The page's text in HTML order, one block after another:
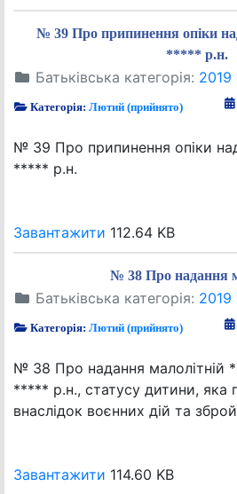
№ 39 Про припинення опіки
***** р.н.
Батьківська категорія: 2019
Категорія:Лютий (прийнято)
№ 39 Про припинення опіки
***** р.н.
Завантажити 112.64 KB
№ 38 Про надання
Батьківська категорія: 2019
Категорія:Лютий (прийнято)
№ 38 Про надання
***** р.н., статусу дитини, яка
внаслідок воєнних дій та
Завантажити 114.60 KB